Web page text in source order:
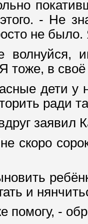
этого. - Не
не
им
тоже, в
дети у
ради
заявил
и
-